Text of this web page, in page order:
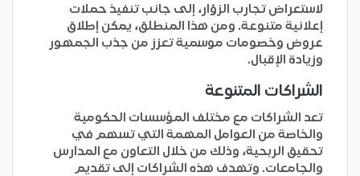
لاستعراض تجارب الزوّار، إلى جانب تنفيذ حملات
إعلانية متنوعة. ومن هذا المنطلق، يمكن إطلاق
عروض وخصومات موسمية تعزز من جذب الجمهور
وزيادة الإقبال.
الشراكات المتنوعة
تعد الشراكات مع مختلف المؤسسات الحكومية
والخاصة من العوامل المهمة التي تسهم في
تحقيق الربحية، وذلك من خلال التعاون مع المدارس
والجامعات. وتهدف هذه الشراكات إلى تقديم